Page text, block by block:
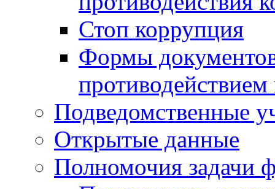
Стоп коррупция
Формы
Подведомственные
Открытые данные
Полномочия задачи